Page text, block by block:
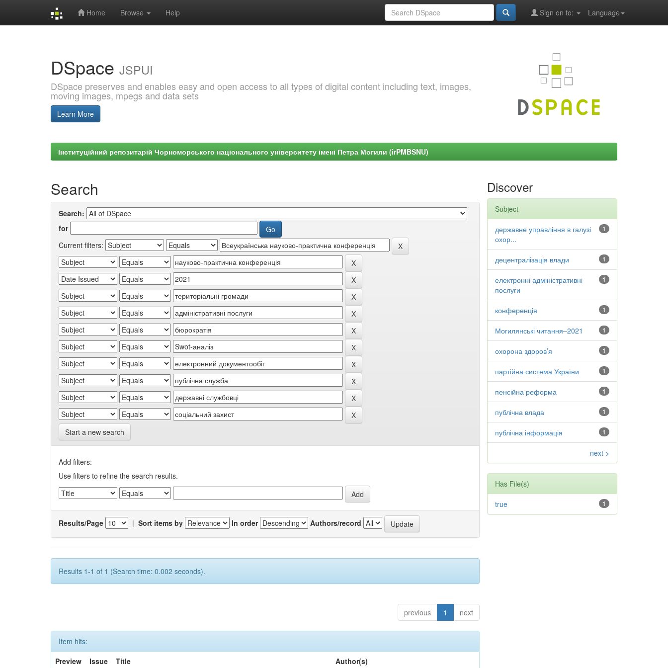
Home Browse Help Language
Sign on to:
DSpace JSPUI
DSpace preserves and enables easy and open access to all types of digital content including text, images,
moving images, mpegs and data sets
Learn More
Інституційний репозитарій Чорноморського національного університету імені Петра Могили (irPMBSNU)
Search
Search:
for
Current filters:
Start a new search
Add filters:
Use filters to refine the search results.
Results/Page | Sort items by In order Authors/record
Results 1-1 of 1 (Search time: 0.002 seconds).
previous 1 next
Item hits:
Preview
Issue
Title Author(s)
Discover
Subject
1
державне управління в галузі
охор...
1
децентралізація влади
1
електронні адміністративні
послуги
1
конференція
1
Могилянські читання–2021
1
охорона здоров’я
1
партійна система України
1
пенсійна реформа
1
публічна влада
1
публічна інформація
next >
Has File(s)
1
true